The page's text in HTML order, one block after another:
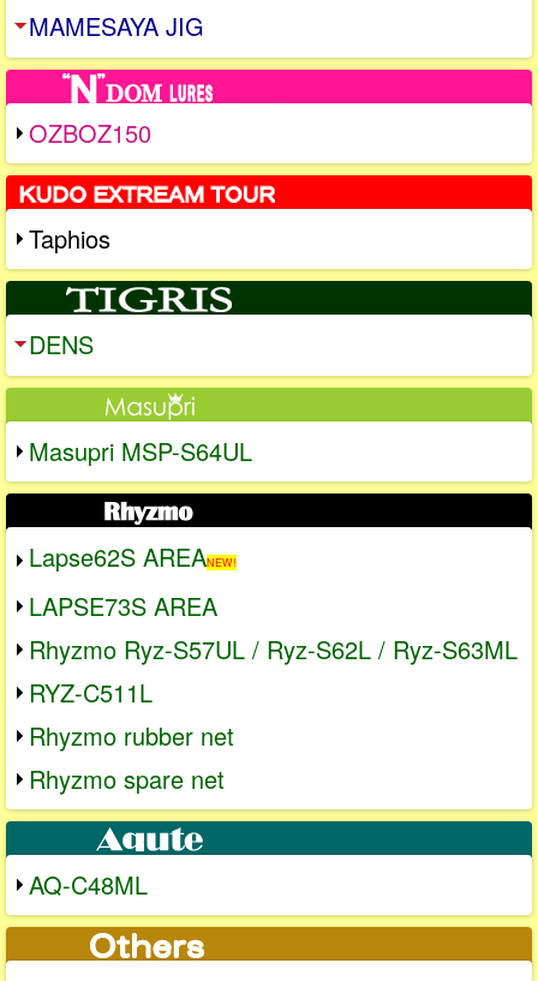
MAMESAYA JIG
OZBOZ150
Taphios
DENS
Masupri MSP-S64UL
Lapse62S AREANEW!
LAPSE73S AREA
Rhyzmo Ryz-S57UL / Ryz-S62L / Ryz-S63ML
RYZ-C511L
Rhyzmo rubber net
Rhyzmo spare net
AQ-C48ML